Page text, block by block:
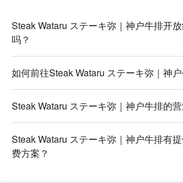
Steak Wataru ステーキ弥｜神户牛排开
吗？
如何前往Steak Wataru ステーキ弥｜神户
Steak Wataru ステーキ弥｜神户牛排的
Steak Wataru ステーキ弥｜神户牛排有
费方案？